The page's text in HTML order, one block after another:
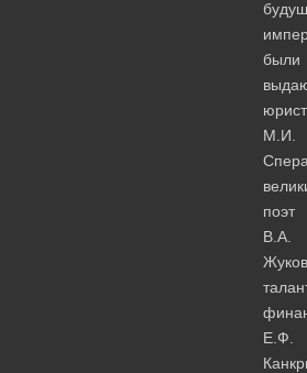
были
юрист
М.И.
поэт
В.А.
Е.Ф.